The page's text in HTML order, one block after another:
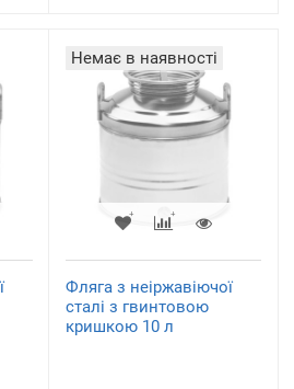
Немає в наявності
Фляга з неіржавіючої
сталі з гвинтовою
кришкою 10 л